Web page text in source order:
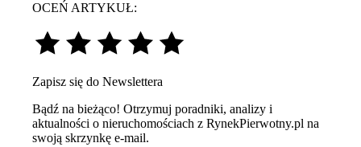
OCEŃ ARTYKUŁ:
Zapisz się do Newslettera
Bądź na bieżąco! Otrzymuj poradniki, analizy i
aktualności o nieruchomościach z RynekPierwotny.pl na
swoją skrzynkę e-mail.